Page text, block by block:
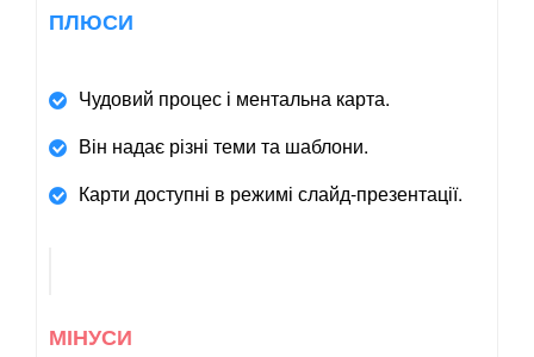
ПЛЮСИ
Чудовий процес і ментальна карта.
Він надає різні теми та шаблони.
Карти доступні в режимі слайд-презентації.
МІНУСИ